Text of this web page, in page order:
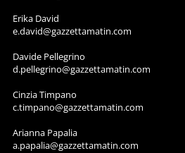
Erika David
e.david@gazzettamatin.com
Davide Pellegrino
d.pellegrino@gazzettamatin.com
Cinzia Timpano
c.timpano@gazzettamatin.com
Arianna Papalia
a.papalia@gazzettamatin.com